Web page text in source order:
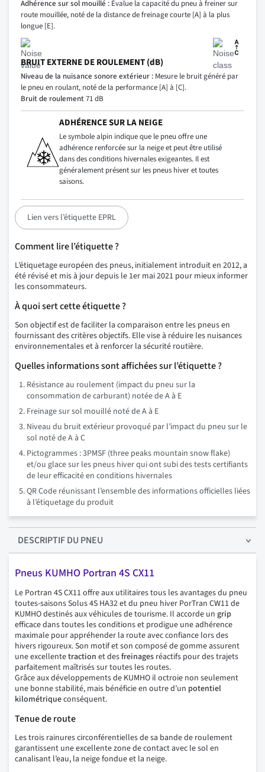
Adhérence sur sol mouillé : Évalue la capacité du pneu à freiner sur
route mouillée, noté de la distance de freinage courte [A] à la plus
longue [E].
BRUIT EXTERNE DE ROULEMENT (dB)
Niveau de la nuisance sonore extérieur : Mesure le bruit généré par
le pneu en roulant, noté de la performance [A] à [C].
Bruit de roulement71 dB
ADHÉRENCE SUR LA NEIGE
Le symbole alpin indique que le pneu offre une
adhérence renforcée sur la neige et peut être utilisé
dans des conditions hivernales exigeantes. Il est
généralement présent sur les pneus hiver et toutes
saisons.
Lien vers l’étiquette EPRL
Comment lire l’étiquette ?
L’étiquetage européen des pneus, initialement introduit en 2012, a
été révisé et mis à jour depuis le 1er mai 2021 pour mieux informer
les consommateurs.
À quoi sert cette étiquette ?
Son objectif est de faciliter la comparaison entre les pneus en
fournissant des critères objectifs. Elle vise à réduire les nuisances
environnementales et à renforcer la sécurité routière.
Quelles informations sont affichées sur l’étiquette ?
Résistance au roulement (impact du pneu sur la
consommation de carburant) notée de A à E
Freinage sur sol mouillé noté de A à E
Niveau du bruit extérieur provoqué par l’impact du pneu sur le
sol noté de A à C
Pictogrammes : 3PMSF (three peaks mountain snow flake)
et/ou glace sur les pneus hiver qui ont subi des tests certifiants
de leur efficacité en conditions hivernales
QR Code réunissant l’ensemble des informations officielles liées
à l’étiquetage du produit
DESCRIPTIFDU PNEU
Pneus KUMHO Portran 4S CX11
Le Portran 4S CX11 offre aux utilitaires tous les avantages du pneu
toutes-saisons Solus 4S HA32 et du pneu hiver PorTran CW11 de
KUMHO destinés aux véhicules de tourisme. Il accorde un grip
efficace dans toutes les conditions et prodigue une adhérence
maximale pour appréhender la route avec confiance lors des
hivers rigoureux. Son motif et son composé de gomme assurent
une excellentetraction et desfreinages réactifs pour des trajets
parfaitement maîtrisés sur toutes les routes.
Grâce aux développements de KUMHO il octroie non seulement
une bonne stabilité, mais bénéficie en outre d’un potentiel
kilométriqueconséquent.
Tenue de route
Les trois rainures circonférentielles de sa bande de roulement
garantissent une excellente zone de contact avec le sol en
canalisant l’eau, la neige fondue et la neige.